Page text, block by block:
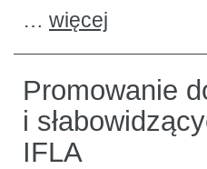
… więcej
Promowanie
i
IFLA